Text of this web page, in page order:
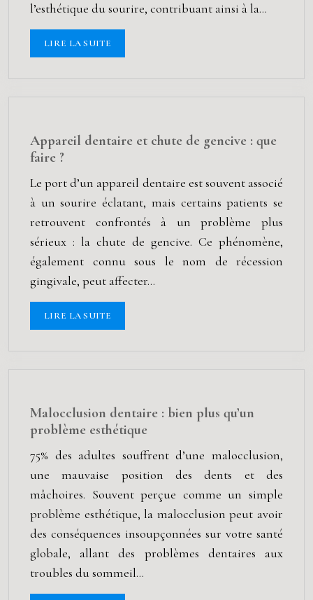
l’esthétique du sourire, contribuant ainsi à la…
LIRE LA SUITE
Appareil dentaire et chute de gencive : que
faire ?
Le port d’un appareil dentaire est souvent associé
à un sourire éclatant, mais certains patients se
retrouvent confrontés à un problème plus
sérieux : la chute de gencive. Ce phénomène,
également connu sous le nom de récession
gingivale, peut affecter…
LIRE LA SUITE
Malocclusion dentaire : bien plus qu’un
problème esthétique
75% des adultes souffrent d’une malocclusion,
une mauvaise position des dents et des
mâchoires. Souvent perçue comme un simple
problème esthétique, la malocclusion peut avoir
des conséquences insoupçonnées sur votre santé
globale, allant des problèmes dentaires aux
troubles du sommeil…